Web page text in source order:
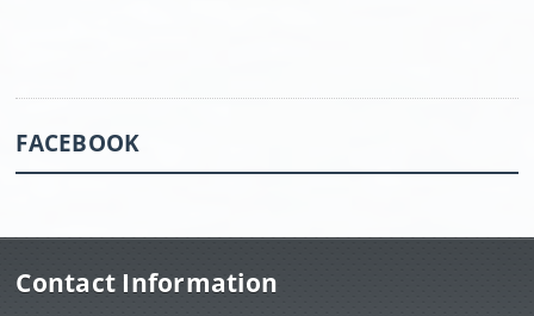
FACEBOOK
Contact Information